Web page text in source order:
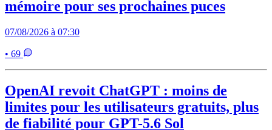
mémoire pour ses prochaines puces
07/08/2026 à 07:30
• 69
OpenAI revoit ChatGPT : moins de
limites pour les utilisateurs gratuits, plus
de fiabilité pour GPT-5.6 Sol